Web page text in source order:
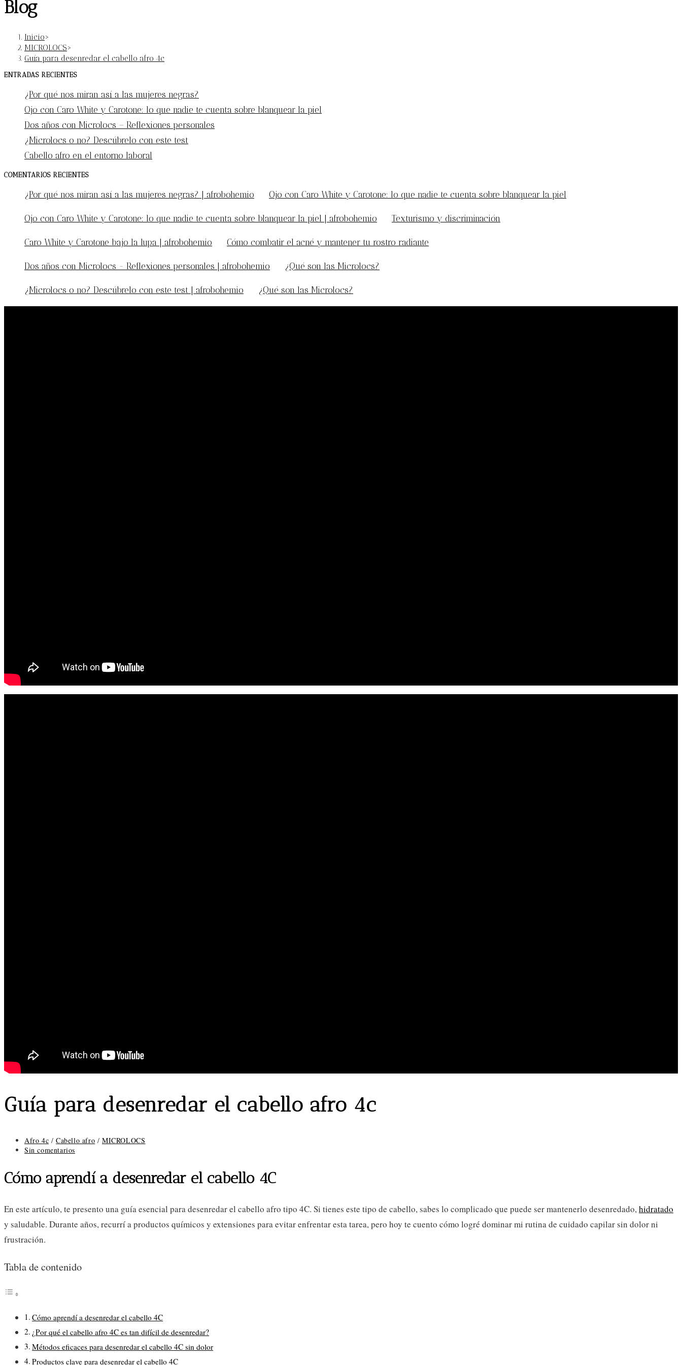
Blog
Inicio>
MICROLOCS>
Guía para desenredar el cabello afro 4c
ENTRADAS RECIENTES
¿Por qué nos miran así a las mujeres negras?
Ojo con Caro White y Carotone: lo que nadie te cuenta sobre blanquear la piel
Dos años con Microlocs – Reflexiones personales
¿Microlocs o no? Descúbrelo con este test
Cabello afro en el entorno laboral
COMENTARIOS RECIENTES
¿Por qué nos miran así a las mujeres negras? | afrobohemio Ojo con Caro White y Carotone: lo que nadie te cuenta sobre blanquear la piel
Ojo con Caro White y Carotone: lo que nadie te cuenta sobre blanquear la piel | afrobohemio Texturismo y discriminación
Caro White y Carotone bajo la lupa | afrobohemio Cómo combatir el acné y mantener tu rostro radiante
Dos años con Microlocs - Reflexiones personales | afrobohemio ¿Qué son las Microlocs?
¿Microlocs o no? Descúbrelo con este test | afrobohemio ¿Qué son las Microlocs?
Guía para desenredar el cabello afro 4c
Categoría
de
Afro 4c / Cabello afro / MICROLOCS
Comentarios
entrada:
Sin comentarios
Cómo aprendí a desenredar el cabello 4C
En este artículo, te presento una guía esencial para desenredar el cabello afro tipo 4C. Si tienes este tipo de cabello, sabes lo complicado que puede ser mantenerlo desenredado,hidratado
y saludable. Durante años, recurrí a productos químicos y extensiones para evitar enfrentar esta tarea, pero hoy te cuento cómo logré dominar mi rutina de cuidado capilar sin dolor ni
frustración.
Tabla de contenido
Cómo aprendí a desenredar el cabello 4C
¿Por qué el cabello afro 4C es tan difícil de desenredar?
Métodos eficaces para desenredar el cabello 4C sin dolor
Productos clave para desenredar el cabello 4C